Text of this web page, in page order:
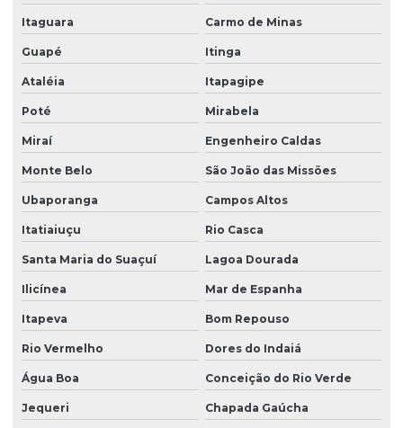
Itaguara Carmo de Minas
Guapé Itinga
Ataléia Itapagipe
Poté Mirabela
Miraí Engenheiro Caldas
Monte Belo São João das Missões
Ubaporanga Campos Altos
Itatiaiuçu Rio Casca
Santa Maria do Suaçuí Lagoa Dourada
Ilicínea Mar de Espanha
Itapeva Bom Repouso
Rio Vermelho Dores do Indaiá
Água Boa Conceição do Rio Verde
Jequeri Chapada Gaúcha